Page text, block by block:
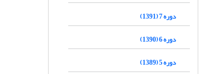
دوره 7 (1391)
دوره 6 (1390)
دوره 5 (1389)